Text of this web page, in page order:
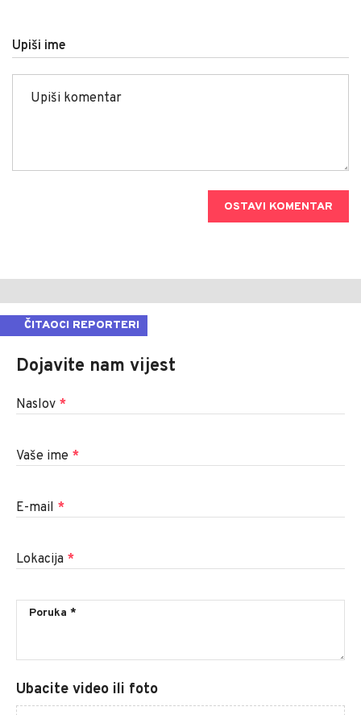
Upiši ime
OSTAVI KOMENTAR
ČITAOCI REPORTERI
Dojavite nam vijest
Naslov *
Vaše ime *
E-mail *
Lokacija *
Ubacite video ili foto